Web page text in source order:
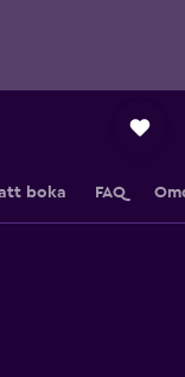
boka FAQ